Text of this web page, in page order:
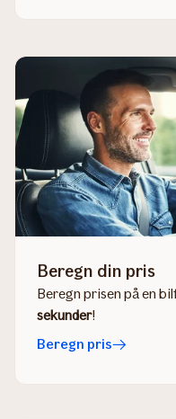
Beregn din pris
Beregn prisen på en
sekunder!
Beregn pris